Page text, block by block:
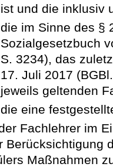
ist und die inklusiv
die im Sinne des §
Sozialgesetzbuch
S. 3234), das
17. Juli 2017
jeweils geltenden
die eine
Fachlehrer im
Berücksichtigung
Maßnahmen